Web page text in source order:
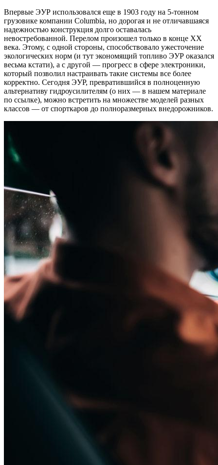
Впервые ЭУР использовался еще в 1903 году на 5-тонном
грузовике компании Columbia, но дорогая и не отличавшаяся
надежностью конструкция долго оставалась
невостребованной. Перелом произошел только в конце XX
века. Этому, с одной стороны, способствовало ужесточение
экологических норм (и тут экономящий топливо ЭУР оказался
весьма кстати), а с другой — прогресс в сфере электроники,
который позволил настраивать такие системы все более
корректно. Сегодня ЭУР, превратившийся в полноценную
альтернативу гидроусилителям (о них — в нашем материале
по ссылке), можно встретить на множестве моделей разных
классов — от спорткаров до полноразмерных внедорожников.